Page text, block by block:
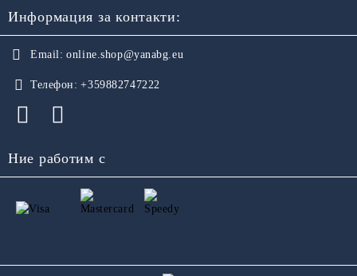
Информация за контакти:
Email: online.shop@yanabg.eu
Телефон: +359882747222
Ние работим с